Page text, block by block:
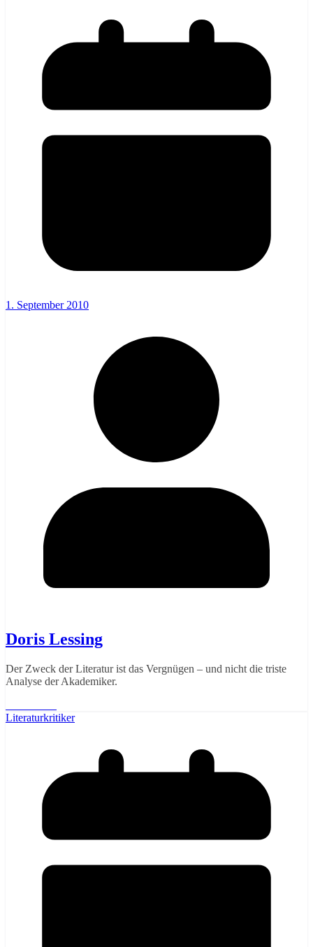
1. September 2010
Doris Lessing
Der Zweck der Literatur ist das Vergnügen – und nicht die triste
Analyse der Akademiker.
Literaturkritiker